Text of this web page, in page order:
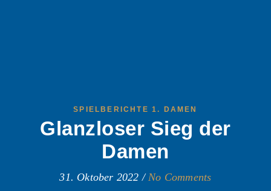
SPIELBERICHTE 1. DAMEN
Glanzloser Sieg der
Damen
31. Oktober 2022 / No Comments